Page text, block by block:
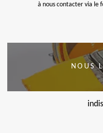
à nous contacter via le
NOUS